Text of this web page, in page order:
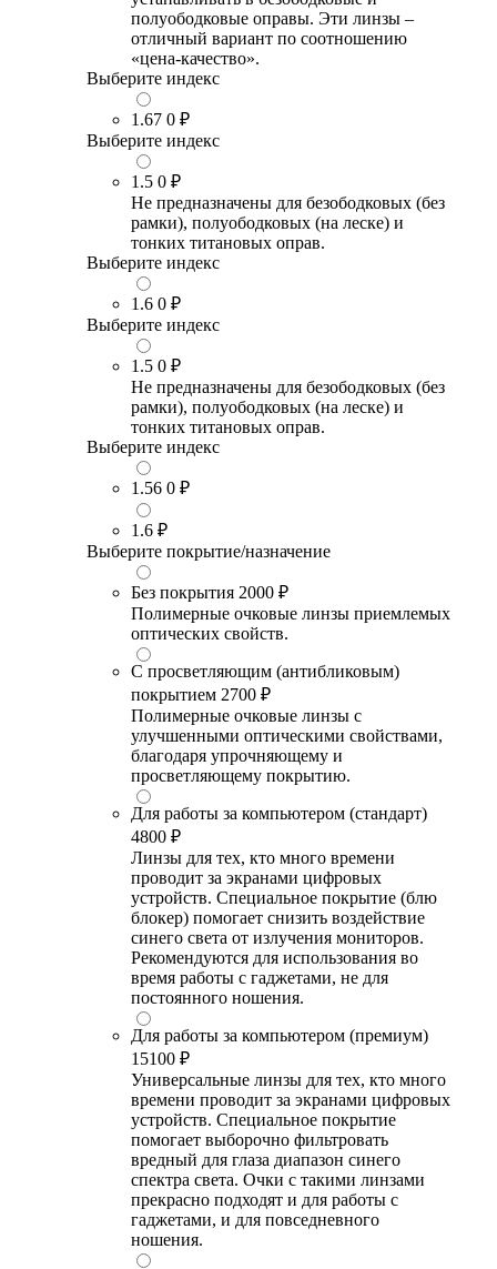
полуободковые оправы. Эти линзы –
отличный вариант по соотношению
«цена-качество».
Выберите индекс
1.67 0 ₽
Выберите индекс
1.5 0 ₽
Не предназначены для безободковых (без
рамки), полуободковых (на леске) и
тонких титановых оправ.
Выберите индекс
1.6 0 ₽
Выберите индекс
1.5 0 ₽
Не предназначены для безободковых (без
рамки), полуободковых (на леске) и
тонких титановых оправ.
Выберите индекс
1.56 0 ₽
1.6 ₽
Выберите покрытие/назначение
Без покрытия 2000 ₽
Полимерные очковые линзы приемлемых
оптических свойств.
С просветляющим (антибликовым)
покрытием 2700 ₽
Полимерные очковые линзы с
улучшенными оптическими свойствами,
благодаря упрочняющему и
просветляющему покрытию.
Для работы за компьютером (стандарт)
4800 ₽
Линзы для тех, кто много времени
проводит за экранами цифровых
устройств. Специальное покрытие (блю
блокер) помогает снизить воздействие
синего света от излучения мониторов.
Рекомендуются для использования во
время работы с гаджетами, не для
постоянного ношения.
Для работы за компьютером (премиум)
15100 ₽
Универсальные линзы для тех, кто много
времени проводит за экранами цифровых
устройств. Специальное покрытие
помогает выборочно фильтровать
вредный для глаза диапазон синего
спектра света. Очки с такими линзами
прекрасно подходят и для работы с
гаджетами, и для повседневного
ношения.